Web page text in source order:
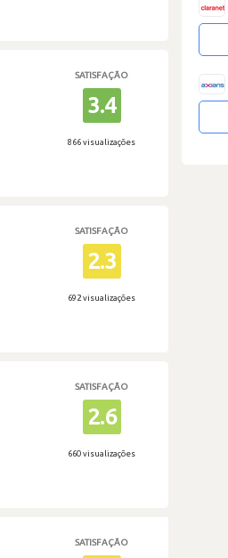
SATISFAÇÃO
3.4
866 visualizações
SATISFAÇÃO
2.3
692 visualizações
SATISFAÇÃO
2.6
660 visualizações
SATISFAÇÃO